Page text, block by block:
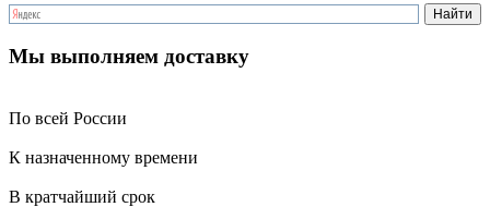
Мы выполняем доставку
По всей России
К назначенному времени
В кратчайший срок